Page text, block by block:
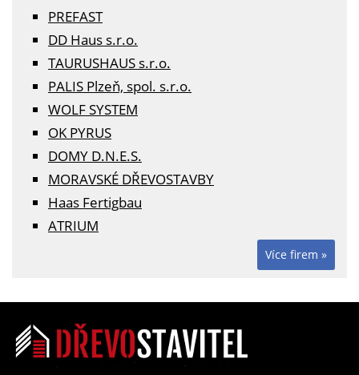
PREFAST
DD Haus s.r.o.
TAURUSHAUS s.r.o.
PALIS Plzeň, spol. s.r.o.
WOLF SYSTEM
OK PYRUS
DOMY D.N.E.S.
MORAVSKÉ DŘEVOSTAVBY
Haas Fertigbau
ATRIUM
Více firem »